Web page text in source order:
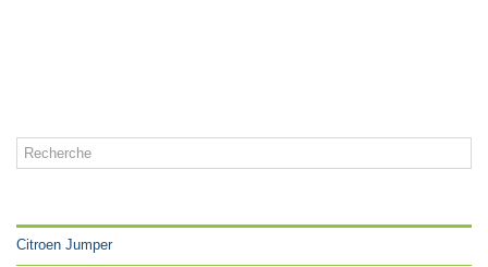
Citroen Jumper